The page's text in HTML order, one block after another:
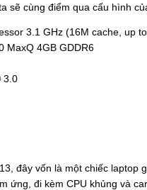
sẽ cùng điểm qua cấu hình
3.1 GHz (16M cache, up
MaxQ 4GB GDDR6
3.0
đây vốn là một chiếc laptop
ứng, đi kèm CPU khủng và